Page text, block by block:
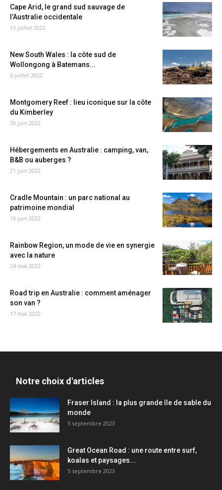
Cape Arid, le grand sud sauvage de
l’Australie occidentale
13 juillet 2022
New South Wales : la côte sud de
Wollongong à Batemans...
6 juillet 2022
Montgomery Reef : lieu iconique sur la côte
du Kimberley
29 juin 2022
Hébergements en Australie : camping, van,
B&B ou auberges ?
21 juin 2022
Cradle Mountain : un parc national au
patrimoine mondial
16 juin 2022
Rainbow Region, un mode de vie en synergie
avec la nature
24 mai 2022
Road trip en Australie : comment aménager
son van ?
17 mai 2022
Notre choix d'articles
Fraser Island : la plus grande île de sable du
monde
5 septembre 2023
Great Ocean Road : une route entre surf,
koalas et paysages...
5 septembre 2023